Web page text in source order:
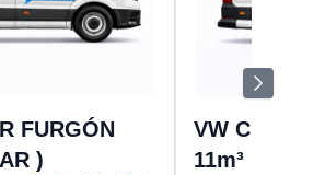
FURGÓN
)
VW
11m³ (O